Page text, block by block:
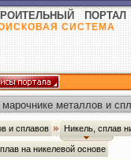
ПОРТАЛ
СИСТЕМА
металлов и
и сплавов Никель, сплав
на никелевой основе